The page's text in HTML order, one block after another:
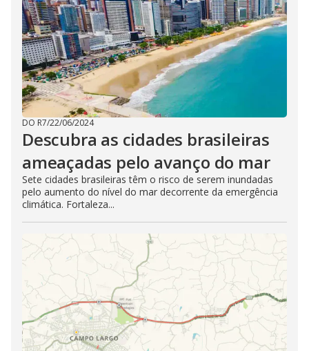
DO R7/22/06/2024
Descubra as cidades brasileiras
ameaçadas pelo avanço do mar
Sete cidades brasileiras têm o risco de serem inundadas
pelo aumento do nível do mar decorrente da emergência
climática. Fortaleza...